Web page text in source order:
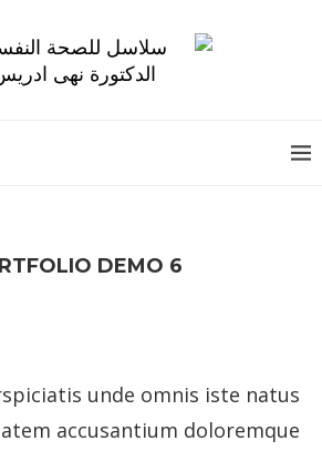
DEMO 6
unde omnis iste natus
accusantium doloremque